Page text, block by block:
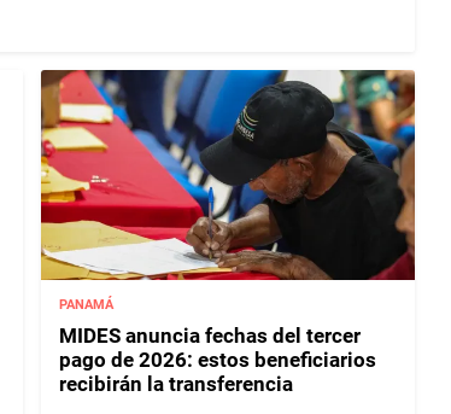
PANAMÁ
MIDES anuncia fechas del tercer
pago de 2026: estos beneficiarios
recibirán la transferencia